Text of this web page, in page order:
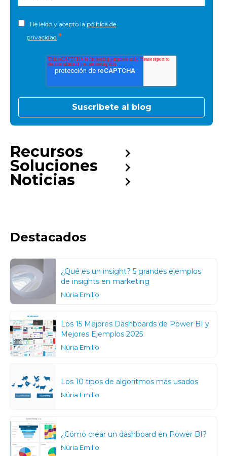
He leído y acepto la pólitica de
privacidad *
Recursos
Soluciones
Noticias
Destacados
¿Qué es un insight? 5 grandes ejemplos
de insights en marketing
Núria Emilio
Los 15 Mejores Dashboards de Power BI y
Mejores Ejemplos 2025
Núria Emilio
Los 10 tipos de algoritmos más usados
Núria Emilio
¿Cómo crear un dashboard en Power BI?
Núria Emilio